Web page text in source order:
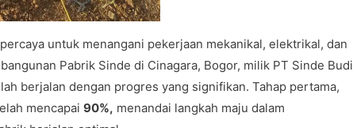
untuk menangani pekerjaan mekanikal, elektrikal, dan
Pabrik Sinde di Cinagara, Bogor, milik PT Sinde Budi
berjalan dengan progres yang signifikan. Tahap pertama,
mencapai90%, menandai langkah maju dalam